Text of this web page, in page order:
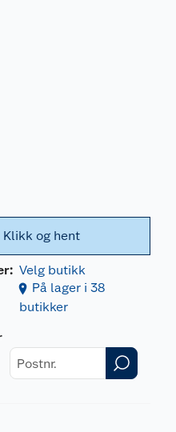
Klikk og hent
Velg butikk
På lager i 38
butikker